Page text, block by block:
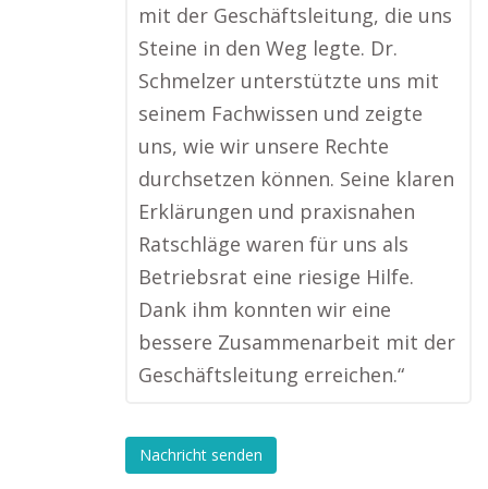
mit der Geschäftsleitung, die uns
Steine in den Weg legte. Dr.
Schmelzer unterstützte uns mit
seinem Fachwissen und zeigte
uns, wie wir unsere Rechte
durchsetzen können. Seine klaren
Erklärungen und praxisnahen
Ratschläge waren für uns als
Betriebsrat eine riesige Hilfe.
Dank ihm konnten wir eine
bessere Zusammenarbeit mit der
Geschäftsleitung erreichen.“
Nachricht senden